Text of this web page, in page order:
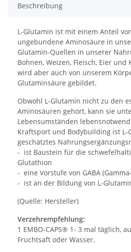
Beschreibung
L-Glutamin ist mit einem Anteil
ungebundene Aminosäure in
Glutamin-Quellen in unserer
Bohnen, Weizen, Fleisch, Eier und
wird aber auch von unserem
Glutaminsäure gebildet.
Obwohl L-Glutamin nicht zu den
Aminosäuren gehört, kann sie
Lebensumständen
Kraftsport und Bodybuilding ist L-
geschätztes
- ist Baustein für die
Glutathion
- eine Vorstufe von GABA
- ist an der Bildung von L-
(Quelle: Hersteller)
Verzehrempfehlung:
1 EMBO-CAPS® 1- 3 mal täglich,
Fruchtsaft oder Wasser.